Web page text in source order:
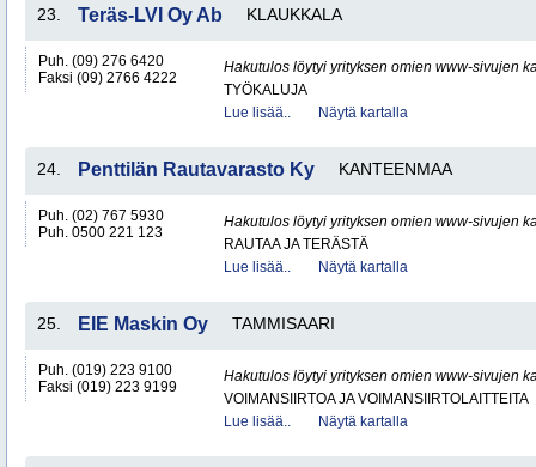
23. Teräs-LVI Oy Ab KLAUKKALA
Puh. (09) 276 6420
Faksi (09) 2766 4222
Hakutulos löytyi yrityksen omien www-sivujen
TYÖKALUJA
Lue lisää..
Näytä kartalla
24. Penttilän Rautavarasto Ky KANTEENMAA
Puh. (02) 767 5930
Puh. 0500 221 123
Hakutulos löytyi yrityksen omien www-sivujen
RAUTAA JA TERÄSTÄ
Lue lisää..
Näytä kartalla
25. EIE Maskin Oy TAMMISAARI
Puh. (019) 223 9100
Faksi (019) 223 9199
Hakutulos löytyi yrityksen omien www-sivujen
VOIMANSIIRTOA JA VOIMANSIIRTOLAITTEITA
Lue lisää..
Näytä kartalla